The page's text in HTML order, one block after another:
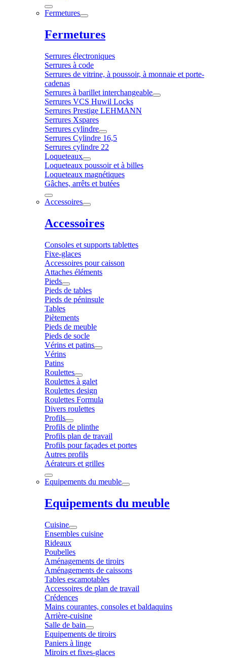
Fermetures
Fermetures
Serrures électroniques
Serrures à code
Serrures de vitrine, à poussoir, à monnaie et porte-
cadenas
Serrures à barillet interchangeable
Serrures VCS Huwil Locks
Serrures Prestige LEHMANN
Serrures Xspares
Serrures cylindre
Serrures Cylindre 16,5
Serrures cylindre 22
Loqueteaux
Loqueteaux poussoir et à billes
Loqueteaux magnétiques
Gâches, arrêts et butées
Accessoires
Accessoires
Consoles et supports tablettes
Fixe-glaces
Accessoires pour caisson
Attaches éléments
Pieds
Pieds de tables
Pieds de péninsule
Tables
Piètements
Pieds de meuble
Pieds de socle
Vérins et patins
Vérins
Patins
Roulettes
Roulettes à galet
Roulettes design
Roulettes Formula
Divers roulettes
Profils
Profils de plinthe
Profils plan de travail
Profils pour façades et portes
Autres profils
Aérateurs et grilles
Equipements du meuble
Equipements du meuble
Cuisine
Ensembles cuisine
Rideaux
Poubelles
Aménagements de tiroirs
Aménagements de caissons
Tables escamotables
Accessoires de plan de travail
Crédences
Mains courantes, consoles et baldaquins
Arrière-cuisine
Salle de bain
Equipements de tiroirs
Paniers à linge
Miroirs et fixes-glaces